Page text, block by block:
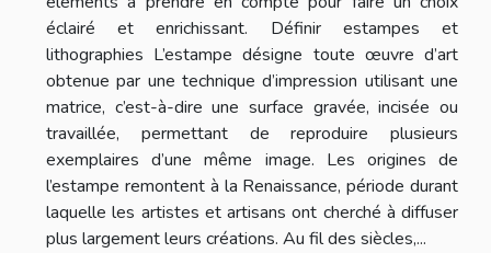
éclairé et enrichissant. Définir estampes et
lithographies L’estampe désigne toute œuvre d’art
obtenue par une technique d’impression utilisant une
matrice, c’est-à-dire une surface gravée, incisée ou
travaillée, permettant de reproduire plusieurs
exemplaires d’une même image. Les origines de
l’estampe remontent à la Renaissance, période durant
laquelle les artistes et artisans ont cherché à diffuser
plus largement leurs créations. Au fil des siècles,...